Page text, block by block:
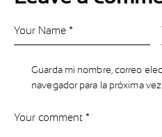
Guarda mi nombre, correo
navegador para la próxima